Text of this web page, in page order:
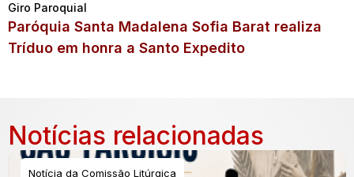
Giro Paroquial
Paróquia Santa Madalena Sofia Barat realiza
Tríduo em honra a Santo Expedito
Notícias relacionadas
Notícia da Comissão Litúrgica